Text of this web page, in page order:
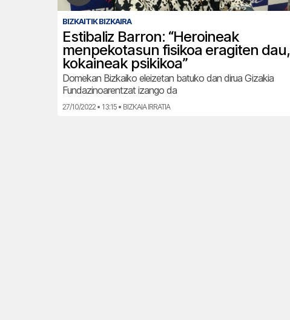
BIZKAITIK BIZKAIRA
Estibaliz Barron: “Heroineak
menpekotasun fisikoa eragiten dau,
kokaineak psikikoa”
Domekan Bizkaiko eleizetan batuko dan dirua Gizakia
Fundazinoarentzat izango da
27/10/2022 • 13:15 • BIZKAIA IRRATIA